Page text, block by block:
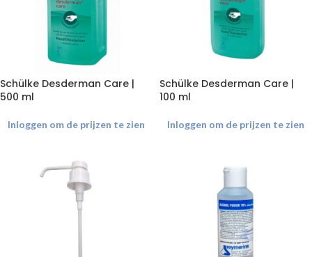
Schülke Desderman Care |
500 ml
Inloggen om de prijzen te zien
Schülke Desderman Care |
100 ml
Inloggen om de prijzen te zien